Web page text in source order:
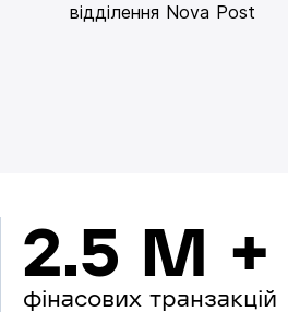
відділення Nova Post
2.5 M +
фінасових транзакцій